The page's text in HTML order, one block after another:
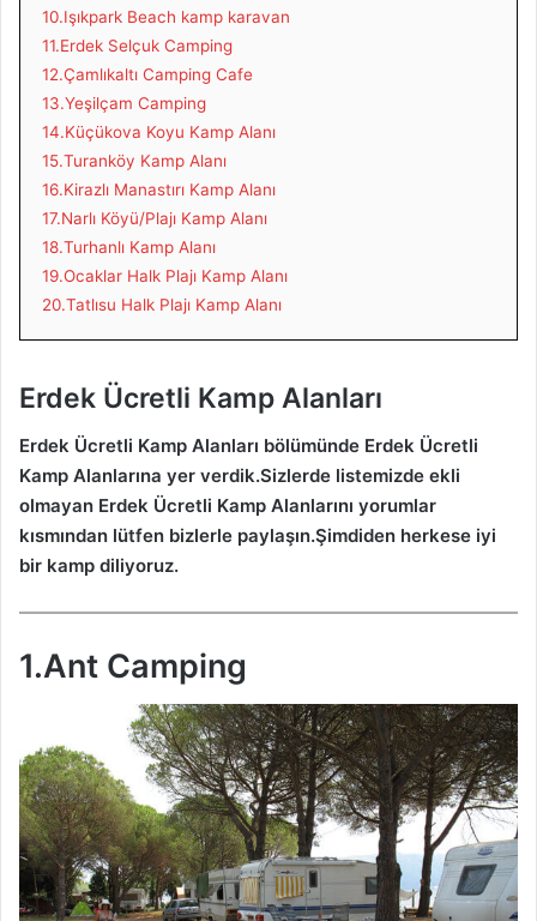
10.Işıkpark Beach kamp karavan
11.Erdek Selçuk Camping
12.Çamlıkaltı Camping Cafe
13.Yeşilçam Camping
14.Küçükova Koyu Kamp Alanı
15.Turanköy Kamp Alanı
16.Kirazlı Manastırı Kamp Alanı
17.Narlı Köyü/Plajı Kamp Alanı
18.Turhanlı Kamp Alanı
19.Ocaklar Halk Plajı Kamp Alanı
20.Tatlısu Halk Plajı Kamp Alanı
Erdek Ücretli Kamp Alanları
Erdek Ücretli Kamp Alanları bölümünde Erdek Ücretli
Kamp Alanlarına yer verdik.Sizlerde listemizde ekli
olmayan Erdek Ücretli Kamp Alanlarını yorumlar
kısmından lütfen bizlerle paylaşın.Şimdiden herkese iyi
bir kamp diliyoruz.
1.Ant Camping